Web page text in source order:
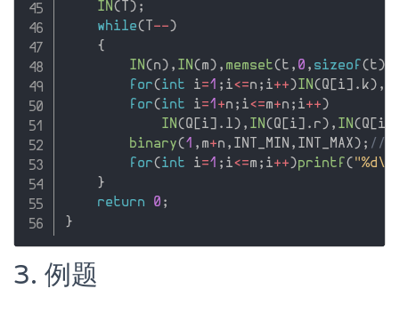
IN( T ) ;
while( T --)
{
IN(n) , IN(m) , memset(t , 0 , sizeof (t)
for(int i=1 ; i<=n ; i++)IN(Q [i] . k) ,
for(int i=1 +n ; i<=m+n ; i++)
IN(Q [i] . l) , IN(Q [i] . r) , IN(Q [i
binary(1 , m+n , INT_MIN , INT_MAX) ; //求
for(int i=1 ; i<=m ; i++)printf (
}
return
0 ;
}
3. 例题